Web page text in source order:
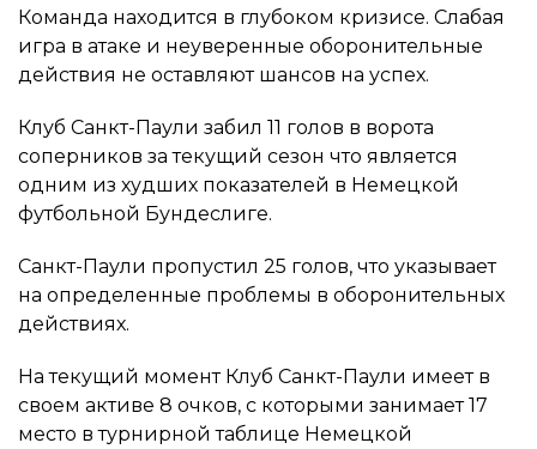
Команда находится в глубоком кризисе. Слабая
игра в атаке и неуверенные оборонительные
действия не оставляют шансов на успех.
Клуб Санкт-Паули забил 11 голов в ворота
соперников за текущий сезон что является
одним из худших показателей в Немецкой
футбольной Бундеслиге.
Санкт-Паули пропустил 25 голов, что указывает
на определенные проблемы в оборонительных
действиях.
На текущий момент Клуб Санкт-Паули имеет в
своем активе 8 очков, с которыми занимает 17
место в турнирной таблице Немецкой